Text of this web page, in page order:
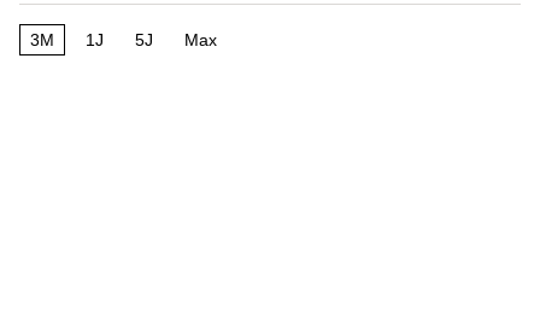
3M 1J 5J Max